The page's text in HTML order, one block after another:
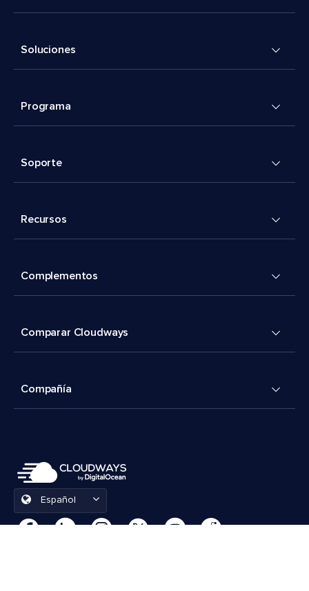
Soluciones
Programa
Soporte
Recursos
Complementos
Comparar Cloudways
Compañía
Español